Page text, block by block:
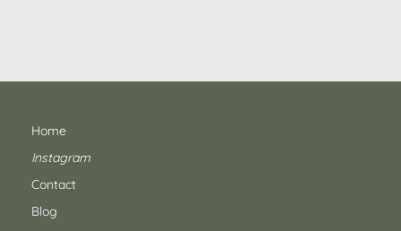
Home
Instagram
Contact
Blog